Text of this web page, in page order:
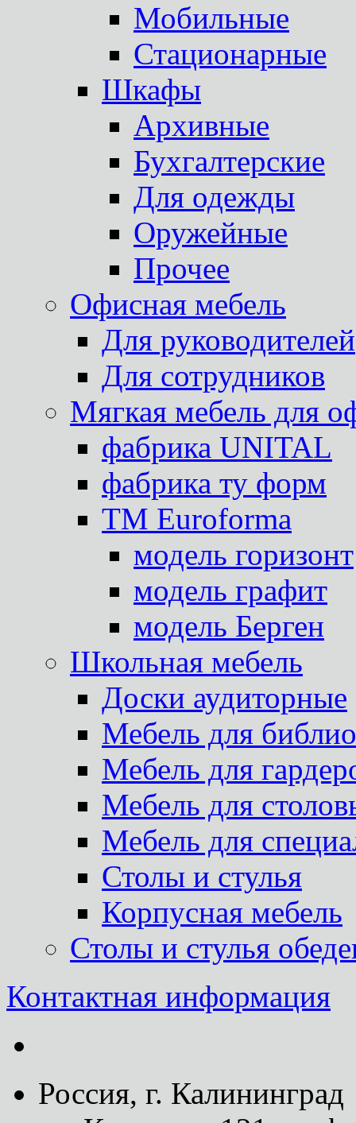
Мобильные
Стационарные
Шкафы
Архивные
Бухгалтерские
Для одежды
Оружейные
Прочее
Офисная мебель
Для руководителей
Для сотрудников
Мягкая мебель для
фабрика UNITAL
фабрика ту форм
TM Euroforma
модель горизонт
модель графит
модель Берген
Школьная мебель
Доски аудиторные
Мебель для
Мебель для
Мебель для
Мебель для
Столы и стулья
Корпусная мебель
Столы и стулья
Контактная информация
Россия, г. Калининград